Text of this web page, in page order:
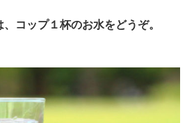
コップ１杯のお水をどうぞ。